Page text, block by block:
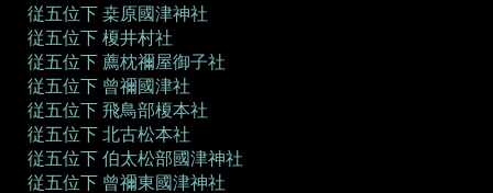
従五位下 桒原國津神社
従五位下 榎井村社
従五位下 薦枕禰屋御子社
従五位下 曾禰國津社
従五位下 飛鳥部榎本社
従五位下 北古松本社
従五位下 伯太松部國津神社
従五位下 曾禰東國津神社